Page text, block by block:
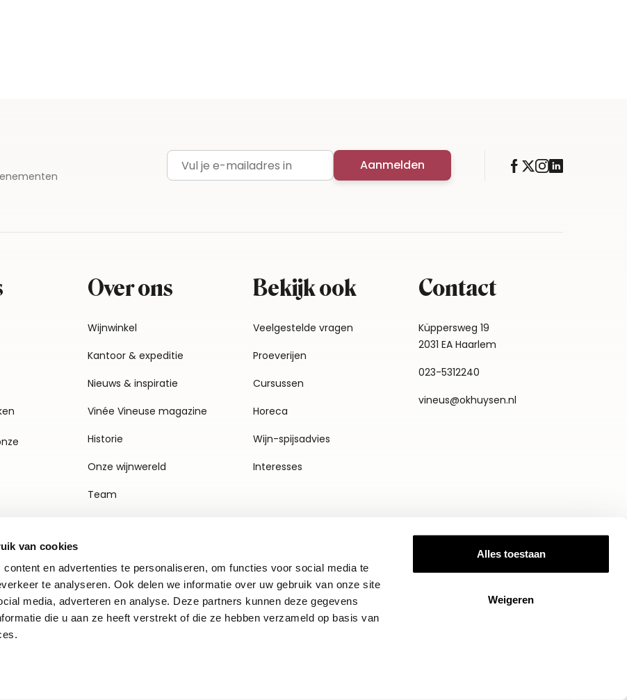
van cookies
en advertenties te personaliseren, om functies voor social media te
te analyseren. Ook delen we informatie over uw gebruik van onze site
media, adverteren en analyse. Deze partners kunnen deze gegevens
die u aan ze heeft verstrekt of die ze hebben verzameld op basis van
Alles toestaan
Weigeren
E-mailadres Aanmelden
Over ons
Wijnwinkel
Kantoor & expeditie
Nieuws & inspiratie
Vinée Vineuse magazine
Historie
Onze wijnwereld
Team
Contact
Bekijk ook
Veelgestelde vragen
Proeverijen
Cursussen
Horeca
Wijn-spijsadvies
Interesses
Contact
Küppersweg 19
2031 EA Haarlem
023-5312240
vineus@okhuysen.nl